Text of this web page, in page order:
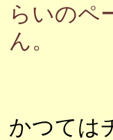
らいのペ
ん。
かつては